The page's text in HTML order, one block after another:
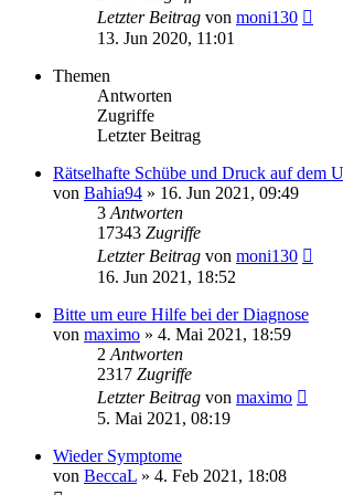
Letzter Beitrag von moni130
13. Jun 2020, 11:01
Themen
Antworten
Zugriffe
Letzter Beitrag
Rätselhafte Schübe und Druck auf dem
von Bahia94 » 16. Jun 2021, 09:49
3 Antworten
17343 Zugriffe
Letzter Beitrag von moni130
16. Jun 2021, 18:52
Bitte um eure Hilfe bei der Diagnose
von maximo » 4. Mai 2021, 18:59
2 Antworten
2317 Zugriffe
Letzter Beitrag von maximo
5. Mai 2021, 08:19
Wieder Symptome
von BeccaL » 4. Feb 2021, 18:08